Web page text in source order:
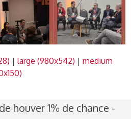
|large (980x542) |medium
houver 1% de chance -